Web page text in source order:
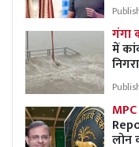
गंगा
में
लोन